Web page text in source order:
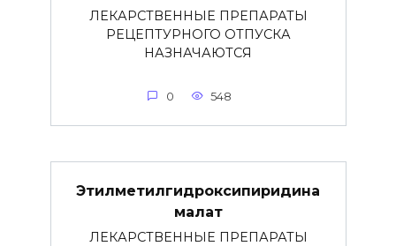
ЛЕКАРСТВЕННЫЕ ПРЕПАРАТЫ
РЕЦЕПТУРНОГО ОТПУСКА
НАЗНАЧАЮТСЯ
0 548
Этилметилгидроксипиридина
малат
ЛЕКАРСТВЕННЫЕ ПРЕПАРАТЫ